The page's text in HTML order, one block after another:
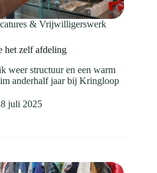
& Vrijwilligerswerk
het zelf afdeling
weer structuur en een warm
anderhalf jaar bij Kringloop
juli 2025